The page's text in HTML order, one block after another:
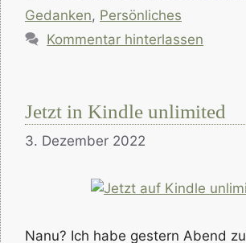
Gedanken, Persönliches
Kommentar hinterlassen
Jetzt in Kindle unlimited
3. Dezember 2022
Nanu? Ich habe gestern Abend